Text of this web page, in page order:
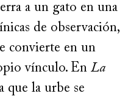
a un gato en una
de observación,
convierte en un
vínculo. En La
que la urbe se